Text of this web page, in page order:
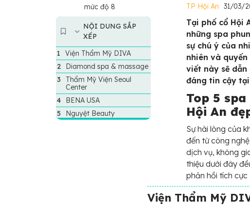
mức độ 8
TP Hội An 31/03/
NỘI DUNG SẮP
XẾP
Viện Thẩm Mỹ DIVA
Diamond spa & massage
Thẩm Mỹ Viện Seoul
Center
BENA USA
Nguyệt Beauty
Tại phố cổ Hội
những spa
sự chú ý của
nhiên và
viết này sẽ
đáng tin cậy
Top 5
Hội An
Sự hài lòng của
đến từ công
dịch vụ, không
thiệu dưới đây
phản hồi tích cực
Viện Thẩm Mỹ